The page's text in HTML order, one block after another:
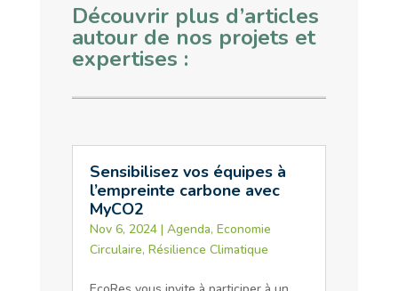
Découvrir plus d’articles
autour de nos projets et
expertises :
Sensibilisez vos équipes à
l’empreinte carbone avec
MyCO2
Nov 6, 2024| Agenda, Economie
Circulaire, Résilience Climatique